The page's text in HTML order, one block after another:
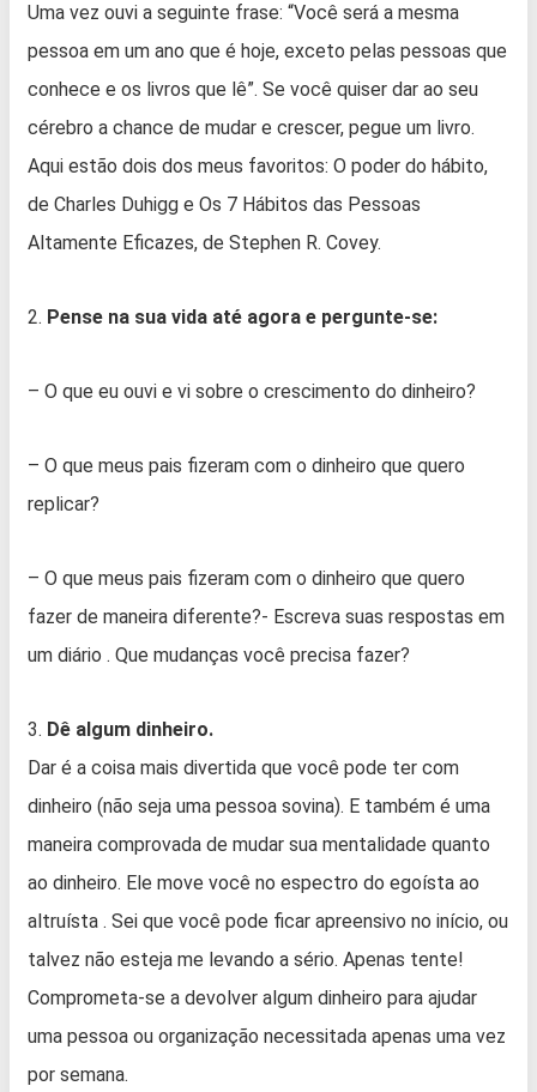
Uma vez ouvi a seguinte frase: “Você será a mesma
pessoa em um ano que é hoje, exceto pelas pessoas que
conhece e os livros que lê”. Se você quiser dar ao seu
cérebro a chance de mudar e crescer, pegue um livro.
Aqui estão dois dos meus favoritos: O poder do hábito,
de Charles Duhigg e Os 7 Hábitos das Pessoas
Altamente Eficazes, de Stephen R. Covey.
2. Pense na sua vida até agora e pergunte-se:
– O que eu ouvi e vi sobre o crescimento do dinheiro?
– O que meus pais fizeram com o dinheiro que quero
replicar?
– O que meus pais fizeram com o dinheiro que quero
fazer de maneira diferente?- Escreva suas respostas em
um diário . Que mudanças você precisa fazer?
3. Dê algum dinheiro.
Dar é a coisa mais divertida que você pode ter com
dinheiro (não seja uma pessoa sovina). E também é uma
maneira comprovada de mudar sua mentalidade quanto
ao dinheiro. Ele move você no espectro do egoísta ao
altruísta . Sei que você pode ficar apreensivo no início, ou
talvez não esteja me levando a sério. Apenas tente!
Comprometa-se a devolver algum dinheiro para ajudar
uma pessoa ou organização necessitada apenas uma vez
por semana.